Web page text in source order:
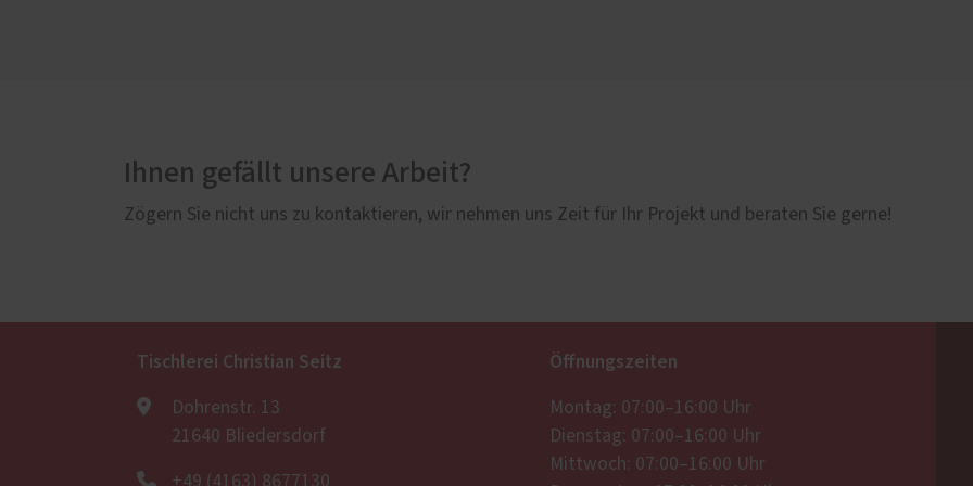
Ihnen gefällt unsere Arbeit?
Zögern Sie nicht uns zu kontaktieren, wir nehmen uns Zeit für Ihr Projekt und beraten Sie gerne!
Tischlerei Christian Seitz
Dohrenstr. 13
21640 Bliedersdorf
+49 (4163) 8677130
Öffnungszeiten
Montag: 07:00–16:00 Uhr
Dienstag: 07:00–16:00 Uhr
Mittwoch: 07:00–16:00 Uhr